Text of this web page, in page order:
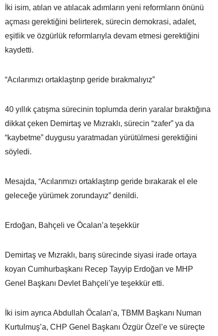
İki isim, atılan ve atılacak adımların yeni reformların önünü
açması gerektiğini belirterek, sürecin demokrasi, adalet,
eşitlik ve özgürlük reformlarıyla devam etmesi gerektiğini
kaydetti.
“Acılarımızı ortaklaştırıp geride bırakmalıyız”
40 yıllık çatışma sürecinin toplumda derin yaralar bıraktığına
dikkat çeken Demirtaş ve Mızraklı, sürecin “zafer” ya da
“kaybetme” duygusu yaratmadan yürütülmesi gerektiğini
söyledi.
Mesajda, “Acılarımızı ortaklaştırıp geride bırakarak el ele
geleceğe yürümek zorundayız” denildi.
Erdoğan, Bahçeli ve Öcalan’a teşekkür
Demirtaş ve Mızraklı, barış sürecinde siyasi irade ortaya
koyan Cumhurbaşkanı Recep Tayyip Erdoğan ve MHP
Genel Başkanı Devlet Bahçeli’ye teşekkür etti.
İki isim ayrıca Abdullah Öcalan’a, TBMM Başkanı Numan
Kurtulmuş’a, CHP Genel Başkanı Özgür Özel’e ve süreçte